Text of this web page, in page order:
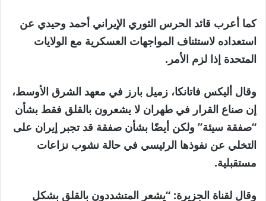
كما أعرب قائد الحرس الثوري الإيراني أحمد وحيدي عن
استعداده لاستئناف المواجهات العسكرية مع الولايات
المتحدة إذا لزم الأمر.
وقال أليكس فاتانكا، زميل بارز في معهد الشرق الأوسط،
إن صناع القرار في طهران لا يشعرون بالقلق فقط بشأن
“صفقة سيئة” ولكن أيضًا بشأن صفقة قد تجبر إيران على
التخلي عن نفوذها الرئيسي في حالة نشوب نزاعات
مستقبلية.
وقال لقناة الجزيرة: “يشعر المتشددون بالقلق بشكل